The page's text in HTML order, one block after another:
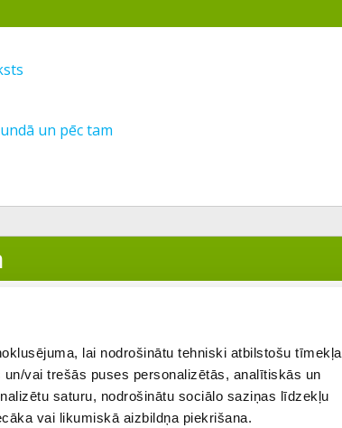
lai nodrošinātu tehniski atbilstošu tīmekļa
vai trešās puses personalizētās, analītiskās un
saturu, nodrošinātu sociālo saziņas līdzekļu
vai likumiskā aizbildņa piekrišana.
un pēc tam